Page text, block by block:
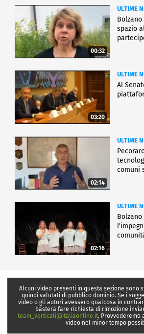
00:32
ULTIME
Bolzano
spazio
03:20
ULTIME
Al
02:14
ULTIME
comuni
02:16
ULTIME
Bolzano
Alcuni video presenti in questa sezione sono
quindi valutati di pubblico dominio. Se i
video o gli autori avessero qualcosa in
basterà fare richiesta di rimozione
team_verticali@italiaonline.it. Provvederemo
video nel minor tempo